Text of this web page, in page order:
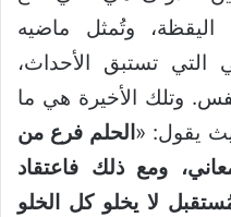
اليقظة، وتُمثل ماضيه
التي تستبق الأحداث،
وتلك الأخيرة هي ما
يقول: « الحلم فرع من
ومع ذلك فاعتقاد
لا يخلو كل الخلو